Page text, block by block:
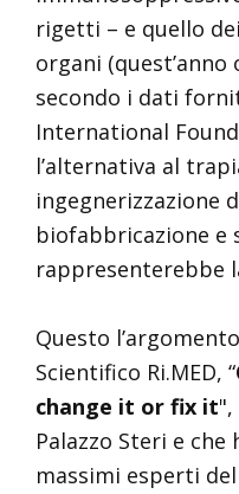
rigetti – e quello
organi (quest’anno
secondo i dati
International
l’alternativa al
ingegnerizzazione
biofabbricazione e
rappresenterebbe
Questo
Scientifico Ri.MED, “
change it or fix it",
Palazzo Steri e
massimi esperti